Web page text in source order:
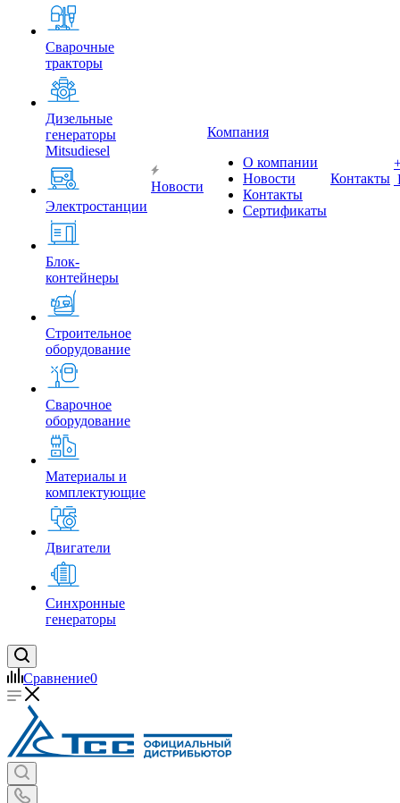
Сварочные
тракторы
Дизельные
генераторы
Mitsudiesel
Электростанции
Блок-
контейнеры
Строительное
оборудование
Сварочное
оборудование
Материалы и
комплектующие
Двигатели
Синхронные
генераторы
Новости
Компания
О компании
Новости
Контакты
Сертификаты
Контакты
Сравнение0